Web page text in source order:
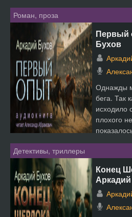
Роман, проза
Первый
Бухов
Однажды
бега. Так
исходило
плохого
Детективы, триллеры
Конец